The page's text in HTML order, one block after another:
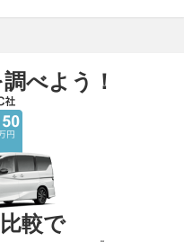
べよう！
較で